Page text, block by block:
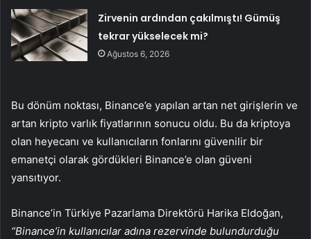
Zirvenin ardından çakılmıştı! Gümüş
tekrar yükselecek mi?
Ağustos 6, 2026
Bu dönüm noktası, Binance’e yapılan artan net girişlerin ve
artan kripto varlık fiyatlarının sonucu oldu. Bu da kriptoya
olan heyecanı ve kullanıcıların fonlarını güvenilir bir
emanetçi olarak gördükleri Binance’e olan güveni
yansıtıyor.
Binance’in Türkiye Pazarlama Direktörü Harika Eldoğan,
“Binance’in kullanıcılar adına rezervinde bulundurduğu